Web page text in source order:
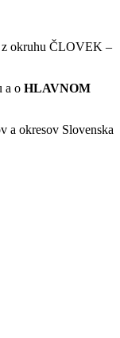
z okruhu ČLOVEK –
a o HLAVNOM
a okresov Slovenska